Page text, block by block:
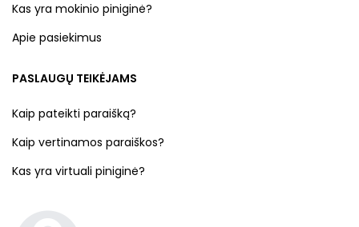
Kas yra mokinio piniginė?
Apie pasiekimus
PASLAUGŲ TEIKĖJAMS
Kaip pateikti paraišką?
Kaip vertinamos paraiškos?
Kas yra virtuali piniginė?